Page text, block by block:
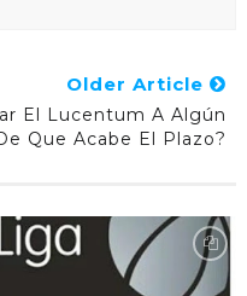
Older Article
El Lucentum A Algún
Que Acabe El Plazo?